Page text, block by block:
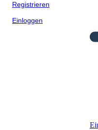
Registrieren
Einloggen
טקסס